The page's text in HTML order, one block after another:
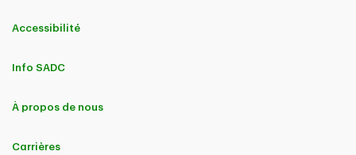
Accessibilité
Info SADC
À propos de nous
Carrières